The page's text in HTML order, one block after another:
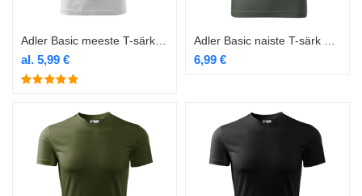
al. 5,99 € 6,99 €